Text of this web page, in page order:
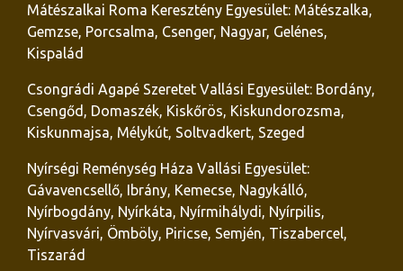
Mátészalkai Roma Keresztény Egyesület: Mátészalka,
Gemzse, Porcsalma, Csenger, Nagyar, Gelénes,
Kispalád
Csongrádi Agapé Szeretet Vallási Egyesület: Bordány,
Csengőd, Domaszék, Kiskőrös, Kiskundorozsma,
Kiskunmajsa, Mélykút, Soltvadkert, Szeged
Nyírségi Reménység Háza Vallási Egyesület:
Gávavencsellő, Ibrány, Kemecse, Nagykálló,
Nyírbogdány, Nyírkáta, Nyírmihálydi, Nyírpilis,
Nyírvasvári, Ömböly, Piricse, Semjén, Tiszabercel,
Tiszarád